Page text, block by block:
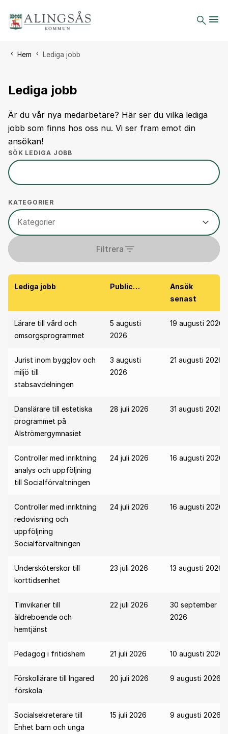
Du är här:
Hem Lediga jobb
Lediga jobb
Är du vår nya medarbetare? Här ser du vilka lediga
jobb som finns hos oss nu. Vi ser fram emot din
ansökan!
SÖK LEDIGA JOBB
KATEGORIER
Kategorier
Filtrera
Lediga jobb Publicerad
Ansök
senast
Lärare till vård och
omsorgsprogrammet
5 augusti
2026
19 augusti 2026
Jurist inom bygglov och
miljö till
stabsavdelningen
3 augusti
2026
21 augusti 2026
Danslärare till estetiska
programmet på
Alströmergymnasiet
28 juli 2026 31 augusti 2026
Controller med inriktning
analys och uppföljning
till Socialförvaltningen
24 juli 2026 16 augusti 2026
Controller med inriktning
redovisning och
uppföljning
Socialförvaltningen
24 juli 2026 16 augusti 2026
Undersköterskor till
korttidsenhet
23 juli 2026 13 augusti 2026
Timvikarier till
äldreboende och
hemtjänst
22 juli 2026
30 september
2026
Pedagog i fritidshem 21 juli 2026 10 augusti 2026
Förskollärare till Ingared
förskola
20 juli 2026 9 augusti 2026
Socialsekreterare till
Enhet barn och unga
15 juli 2026 9 augusti 2026